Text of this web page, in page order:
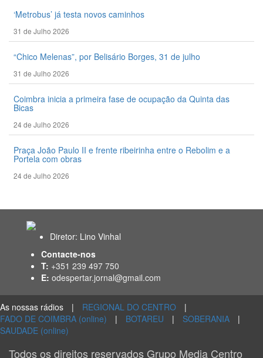
‘Metrobus’ já testa novos caminhos
31 de Julho 2026
“Chico Melenas”, por Belisário Borges, 31 de julho
31 de Julho 2026
Coimbra inicia a primeira fase de ocupação da Quinta das
Bicas
24 de Julho 2026
Praça João Paulo II e frente ribeirinha entre o Rebolim e a
Portela com obras
24 de Julho 2026
Diretor: Lino Vinhal
Contacte-nos
T: +351 239 497 750
E: odespertar.jornal@gmail.com
As nossas rádios | REGIONAL DO CENTRO
|
FADO DE COIMBRA (online)
| BOTAREU | SOBERANIA
|
SAUDADE (online)
Todos os direitos reservados Grupo Media Centro